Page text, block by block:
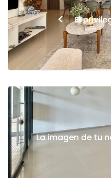
< El
La imagen de tu